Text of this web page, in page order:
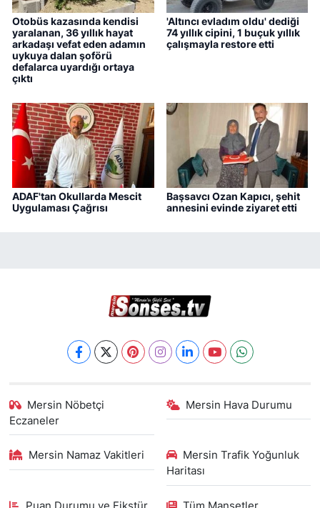
Otobüs kazasında kendisi
yaralanan, 36 yıllık hayat
arkadaşı vefat eden adamın
uykuya dalan şoförü
defalarca uyardığı ortaya
çıktı
'Altıncı evladım oldu' dediği
74 yıllık cipini, 1 buçuk yıllık
çalışmayla restore etti
ADAF'tan Okullarda Mescit
Uygulaması Çağrısı
Başsavcı Ozan Kapıcı, şehit
annesini evinde ziyaret etti
Mersin Nöbetçi
Eczaneler
Mersin Hava Durumu
Mersin Namaz Vakitleri
Mersin Trafik Yoğunluk
Haritası